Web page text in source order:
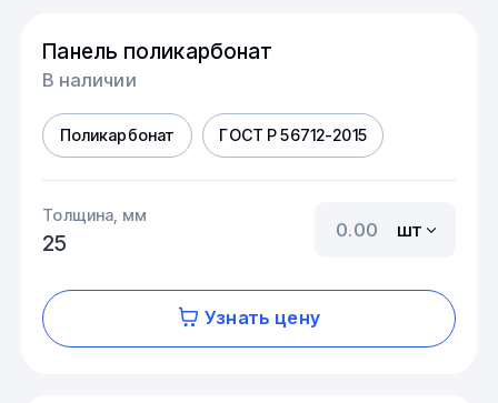
Панель поликарбонат
В наличии
Поликарбонат ГОСТ Р 56712-2015
Толщина, мм
25
шт
Узнать цену